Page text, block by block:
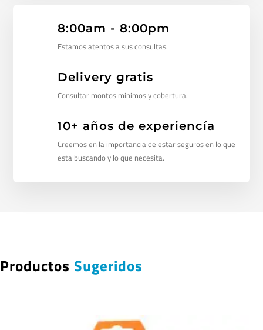
8:00am - 8:00pm
Estamos atentos a sus consultas.
Delivery gratis
Consultar montos minimos y cobertura.
10+ años de experiencía
Creemos en la importancia de estar seguros en lo que
esta buscando y lo que necesita.
Productos Sugeridos